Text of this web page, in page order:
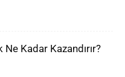
Kadar Kazandırır?